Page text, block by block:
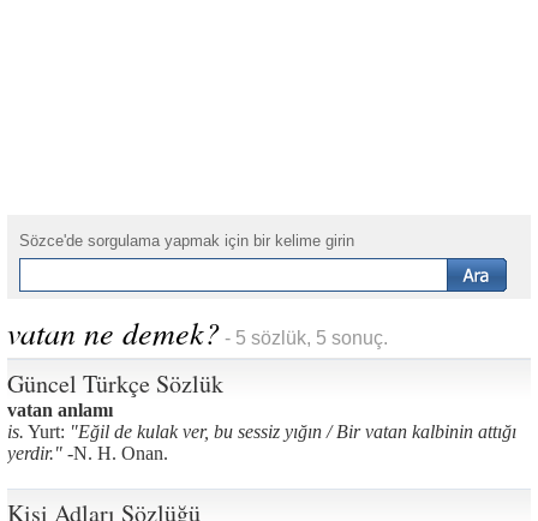
Sözce'de sorgulama yapmak için bir kelime girin
vatan ne demek? - 5 sözlük, 5 sonuç.
Güncel Türkçe Sözlük
vatan anlamı
is. Yurt: "Eğil de kulak ver, bu sessiz yığın / Bir vatan kalbinin attığı
yerdir." -N. H. Onan.
Kişi Adları Sözlüğü